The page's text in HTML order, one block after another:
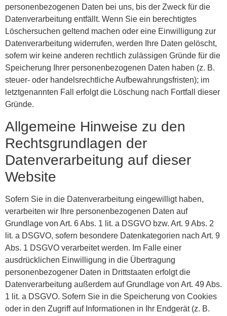
personenbezogenen Daten bei uns, bis der Zweck für die
Datenverarbeitung entfällt. Wenn Sie ein berechtigtes
Löschersuchen geltend machen oder eine Einwilligung zur
Datenverarbeitung widerrufen, werden Ihre Daten gelöscht,
sofern wir keine anderen rechtlich zulässigen Gründe für die
Speicherung Ihrer personenbezogenen Daten haben (z. B.
steuer- oder handelsrechtliche Aufbewahrungsfristen); im
letztgenannten Fall erfolgt die Löschung nach Fortfall dieser
Gründe.
Allgemeine Hinweise zu den
Rechtsgrundlagen der
Datenverarbeitung auf dieser
Website
Sofern Sie in die Datenverarbeitung eingewilligt haben,
verarbeiten wir Ihre personenbezogenen Daten auf
Grundlage von Art. 6 Abs. 1 lit. a DSGVO bzw. Art. 9 Abs. 2
lit. a DSGVO, sofern besondere Datenkategorien nach Art. 9
Abs. 1 DSGVO verarbeitet werden. Im Falle einer
ausdrücklichen Einwilligung in die Übertragung
personenbezogener Daten in Drittstaaten erfolgt die
Datenverarbeitung außerdem auf Grundlage von Art. 49 Abs.
1 lit. a DSGVO. Sofern Sie in die Speicherung von Cookies
oder in den Zugriff auf Informationen in Ihr Endgerät (z. B.